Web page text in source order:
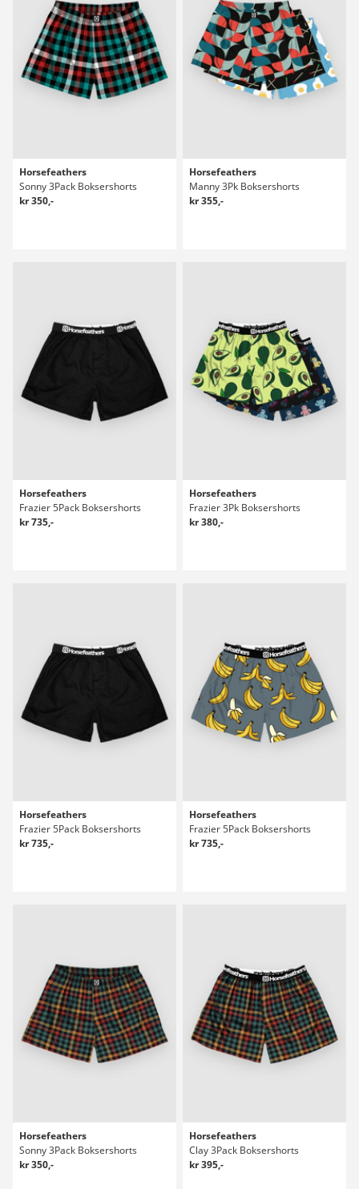
Horsefeathers
Sonny 3Pack Boksershorts
kr 350,-
Horsefeathers
Manny 3Pk Boksershorts
kr 355,-
Horsefeathers
Frazier 5Pack Boksershorts
kr 735,-
Horsefeathers
Frazier 3Pk Boksershorts
kr 380,-
Horsefeathers
Frazier 5Pack Boksershorts
kr 735,-
Horsefeathers
Frazier 5Pack Boksershorts
kr 735,-
Horsefeathers
Sonny 3Pack Boksershorts
kr 350,-
Horsefeathers
Clay 3Pack Boksershorts
kr 395,-